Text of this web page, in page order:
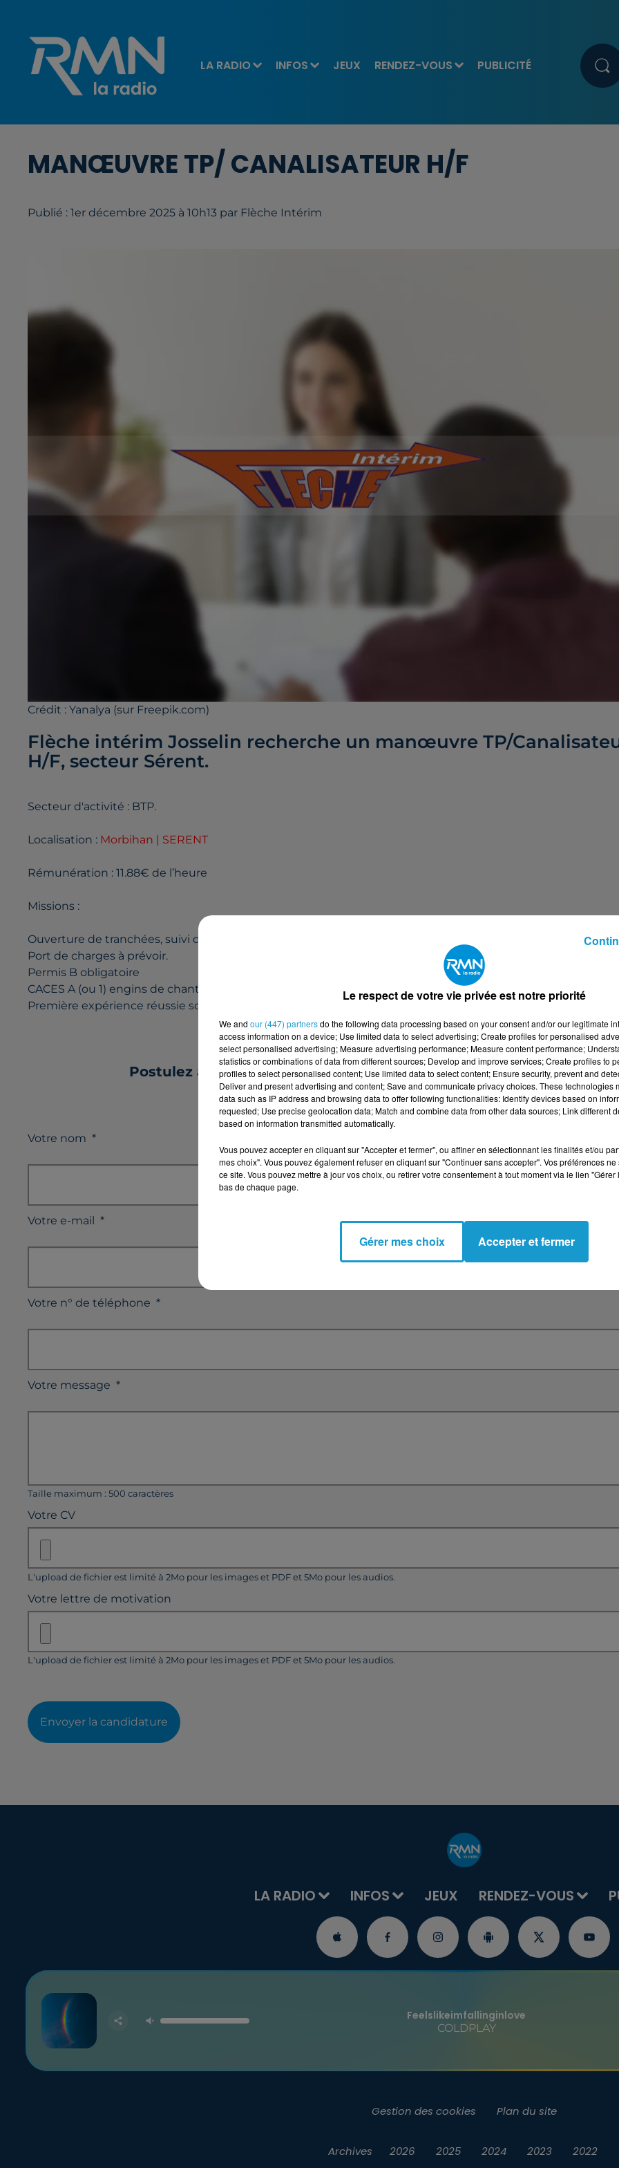
LA RADIO INFOS JEUX RENDEZ-VOUS PUBLICITÉ
MANŒUVRE TP/ CANALISATEUR H/F
Publié : 1er décembre 2025 à 10h13 par Flèche Intérim
Crédit : Yanalya (sur Freepik.com)
Flèche intérim Josselin recherche un manœuvre TP/
H/F, secteur Sérent.
Secteur d'activité : BTP.
Localisation : Morbihan | SERENT
Rémunération : 11.88€ de l’heure
Missions :
Ouverture de tranchées, suivi d'engins, pose de canalisations de réseaux EU, EP, AEP, remblai.
Port de charges à prévoir.
Permis B obligatoire
CACES A (ou 1) engins de chantier serait un plus
Première expérience réussie souhaitée
Postulez à l'offre : MANŒUVRE TP/ CANALISATEUR H/F
Votre nom *
Votre e-mail *
Votre n° de téléphone *
Votre message *
Taille maximum : 500 caractères
Votre CV
L'upload de fichier est limité à 2Mo pour les images et PDF et 5Mo pour les audios.
Votre lettre de motivation
L'upload de fichier est limité à 2Mo pour les images et PDF et 5Mo pour les audios.
Envoyer la candidature
LA RADIO INFOS JEUX RENDEZ-VOUS
Feelslikeimfallinginlove
COLDPLAY
Gestion des cookies Plan du site
Archives 2026 2025 2024 2023 2022
Le respect de votre vie privée est notre priorité
We and our (447) partnersdo the following data processing based on your consent and/or our legitimate
access information on a device; Use limited data to select advertising; Create profiles for personalised
select personalised advertising; Measure advertising performance; Measure content performance;
statistics or combinations of data from different sources; Develop and improve services; Create profiles to
profiles to select personalised content; Use limited data to select content; Ensure security, prevent and
Deliver and present advertising and content; Save and communicate privacy choices. These technologies
data such as IP address and browsing data to offer following functionalities: Identify devices based on
requested; Use precise geolocation data; Match and combine data from other data sources; Link different
based on information transmitted automatically.
Vous pouvez accepter en cliquant sur "Accepter et fermer", ou affiner en sélectionnant les finalités et/ou
mes choix". Vous pouvez également refuser en cliquant sur "Continuer sans accepter". Vos préférences
ce site. Vous pouvez mettre à jour vos choix, ou retirer votre consentement à tout moment via le lien
bas de chaque page.
Gérer mes choix Accepter et fermer